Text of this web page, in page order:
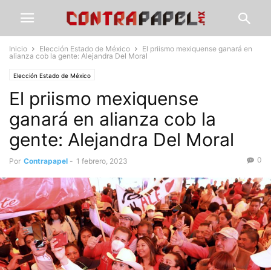
Inicio Elección Estado de México
El priismo mexiquense ganará en
alianza cob la gente: Alejandra Del Moral
Elección Estado de México
El priismo mexiquense
ganará en alianza cob la
gente: Alejandra Del Moral
Por Contrapapel - 1 febrero, 2023 0